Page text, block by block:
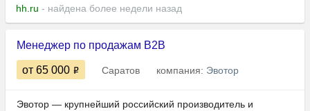
hh.ru - найдена более недели назад
Менеджер по продажам B2B
от 65 000 Саратов компания: Эвотор
Эвотор — крупнейший российский производитель и